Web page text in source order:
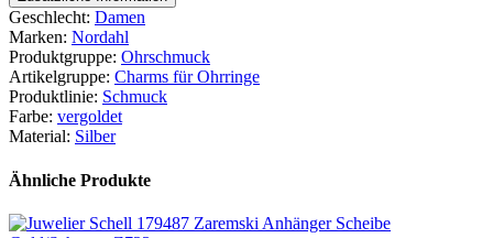
Geschlecht: Damen
Marken: Nordahl
Produktgruppe: Ohrschmuck
Artikelgruppe: Charms für Ohrringe
Produktlinie: Schmuck
Farbe: vergoldet
Material: Silber
Ähnliche Produkte